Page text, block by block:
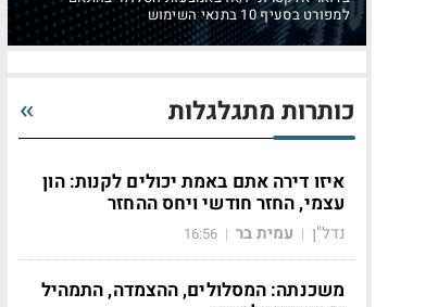
למפורט בסעיף 10 בתנאי השימוש
כותרות מתגלגלות
איזו דירה אתם באמת יכולים לקנות: הון
עצמי, החזר חודשי ויחס ההחזר
נדל"ן | עמית בר |
16:56
משכנתה: המסלולים, ההצמדה, התמהיל